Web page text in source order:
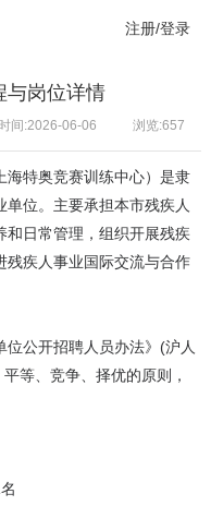
注册/登录
与岗位详情
浏览:657
时间:2026-06-06
特奥竞赛训练中心）是隶
单位。主要承担本市残疾人
和日常管理，组织开展残疾
残疾人事业国际交流与合作
公开招聘人员办法》(沪人
等、竞争、择优的原则，